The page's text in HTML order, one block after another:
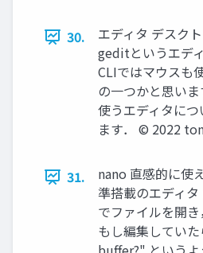
30.
エディタ デスク
geditというエデ
CLIではマウスも
の一つかと思い
使うエディタに
ます． ©︎ 2022
31.
nano 直感的に使
準搭載のエディ
でファイルを開き
もし編集してい